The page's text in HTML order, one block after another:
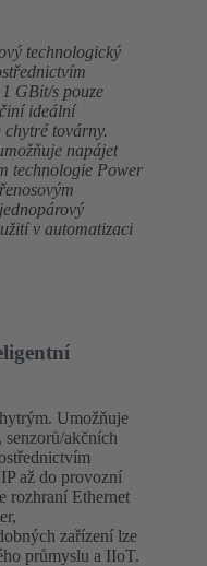
technologický
GBit/s pouze
ideální
továrny.
napájet
technologie Power
v automatizaci
Umožňuje
akčních
až do provozní
rozhraní Ethernet
zařízení lze
průmyslu a IIoT.